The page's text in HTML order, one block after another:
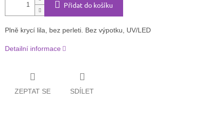
Přidat do košíku
Plně krycí lila, bez perleti. Bez výpotku, UV/LED
Detailní informace
ZEPTAT SE SDÍLET